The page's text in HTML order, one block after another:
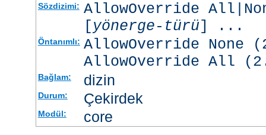
Sözdizimi: AllowOverride
[yönerge-türü] ...
Öntanımlı: AllowOverride None
AllowOverride All
Bağlam: dizin
Durum: Çekirdek
Modül: core